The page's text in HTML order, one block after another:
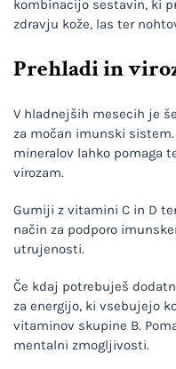
kombinacijo sestavin, ki
zdravju kože, las ter
Prehladi in
V hladnejših mesecih je
za močan imunski
mineralov lahko pomaga
virozam.
Gumiji z vitamini C in D
način za podporo
utrujenosti.
Če kdaj potrebuješ
za energijo, ki vsebujejo
vitaminov skupine B.
mentalni zmogljivosti.